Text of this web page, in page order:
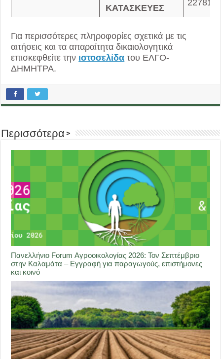
ΚΑΤΑΣΚΕΥΕΣ
22781,
Για περισσότερες πληροφορίες σχετικά με τις
αιτήσεις και τα απαραίτητα δικαιολογητικά
επισκεφθείτε την ιστοσελίδα του ΕΛΓΟ-
ΔΗΜΗΤΡΑ.
Περισσότερα >
Πανελλήνιο Forum Αγροοικολογίας 2026: Τον Σεπτέμβριο
στην Καλαμάτα – Εγγραφή για παραγωγούς, επιστήμονες
και κοινό